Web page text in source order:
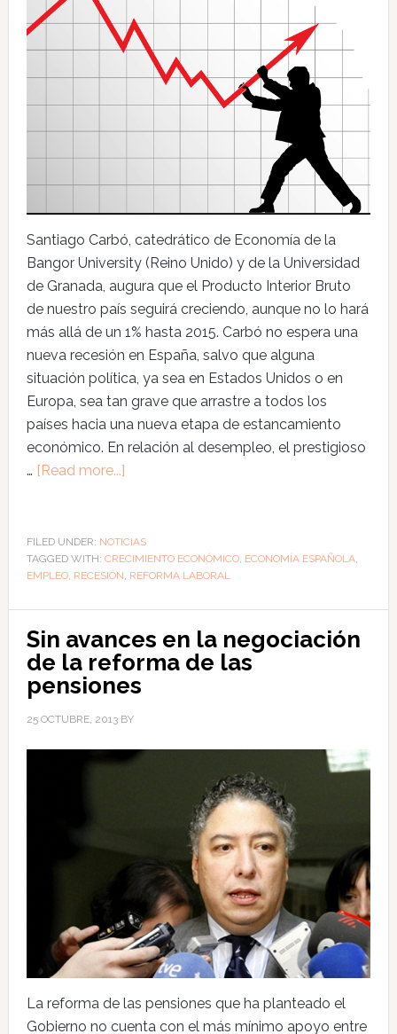
Santiago Carbó, catedrático de Economía de la
Bangor University (Reino Unido) y de la Universidad
de Granada, augura que el Producto Interior Bruto
de nuestro país seguirá creciendo, aunque no lo hará
más allá de un 1% hasta 2015. Carbó no espera una
nueva recesión en España, salvo que alguna
situación política, ya sea en Estados Unidos o en
Europa, sea tan grave que arrastre a todos los
países hacia una nueva etapa de estancamiento
económico. En relación al desempleo, el prestigioso
… [Read more...]
FILED UNDER: NOTICIAS
TAGGED WITH: CRECIMIENTO ECONÓMICO, ECONOMÍA ESPAÑOLA,
EMPLEO, RECESIÓN REFORMA LABORAL
Sin avances en la negociación
de la reforma de las
pensiones
25 OCTUBRE, 2013BY
La reforma de las pensiones que ha planteado el
Gobierno no cuenta con el más mínimo apoyo entre